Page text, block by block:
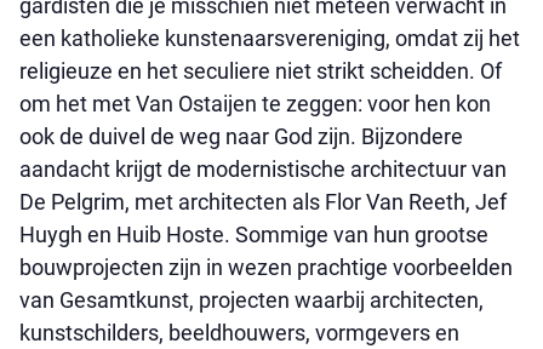
gardisten die je misschien niet meteen verwacht in
een katholieke kunstenaarsvereniging, omdat zij het
religieuze en het seculiere niet strikt scheidden. Of
om het met Van Ostaijen te zeggen: voor hen kon
ook de duivel de weg naar God zijn. Bijzondere
aandacht krijgt de modernistische architectuur van
De Pelgrim, met architecten als Flor Van Reeth, Jef
Huygh en Huib Hoste. Sommige van hun grootse
bouwprojecten zijn in wezen prachtige voorbeelden
van Gesamtkunst, projecten waarbij architecten,
kunstschilders, beeldhouwers, vormgevers en